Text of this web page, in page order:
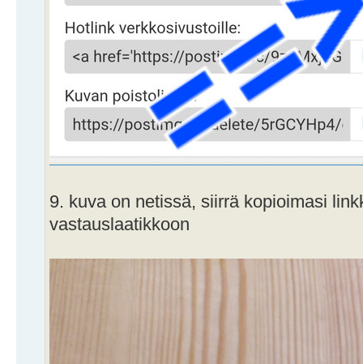
9. kuva on netissä, siirrä kopioimasi
vastauslaatikkoon